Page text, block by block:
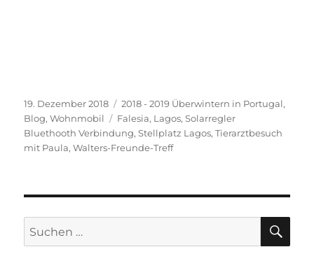
Veröffentlicht
am
19. Dezember 2018 Kategorien
2018 - 2019 Überwintern in Portugal,
Blog,Wohnmobil Schlagwörter
Falesia, Lagos,Solarregler
Bluethooth Verbindung,Stellplatz Lagos,Tierarztbesuch
mit Paula,Walters-Freunde-Treff
Suchen
nach: